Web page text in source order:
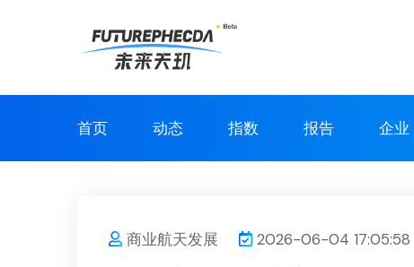
首页 动态 指数 报告 企业
商业航天发展 2026-06-04 17:05:58